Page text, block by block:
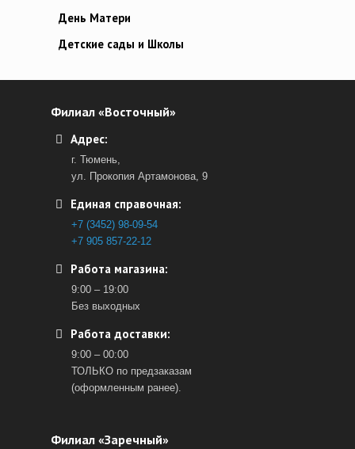
День Матери
Детские сады и Школы
Филиал «Восточный»
Адрес:
г. Тюмень,
ул. Прокопия Артамонова, 9
Единая справочная:
+7 (3452) 98-09-54
+7 905 857-22-12
Работа магазина:
9:00 – 19:00
Без выходных
Работа доставки:
9:00 – 00:00
ТОЛЬКО по предзаказам
(оформленным ранее).
Филиал «Заречный»